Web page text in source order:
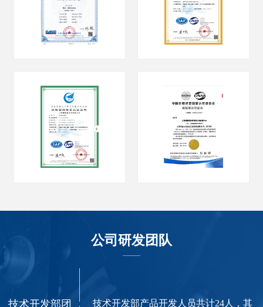
公司研发团队
技术开发部团
技术开发部产品开发人员共计24人，其